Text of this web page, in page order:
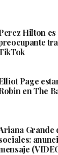
Hilton
Page
en The
Grande